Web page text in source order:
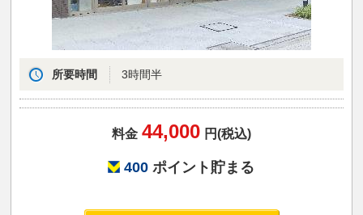
所要時間 3時間半
料金 44,000 円(税込)
400 ポイント貯まる